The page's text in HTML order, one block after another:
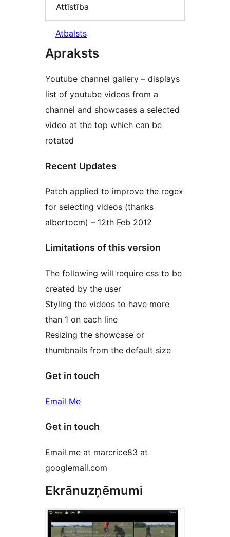
Attīstība
Atbalsts
Apraksts
Youtube channel gallery – displays
list of youtube videos from a
channel and showcases a selected
video at the top which can be
rotated
Recent Updates
Patch applied to improve the regex
for selecting videos (thanks
albertocm) – 12th Feb 2012
Limitations of this version
The following will require css to be
created by the user
Styling the videos to have more
than 1 on each line
Resizing the showcase or
thumbnails from the default size
Get in touch
Email Me
Get in touch
Email me at marcrice83 at
googlemail.com
Ekrānuzņēmumi